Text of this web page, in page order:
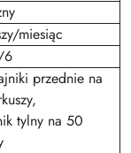
miesiąc
6
przednie na
tylny na 50